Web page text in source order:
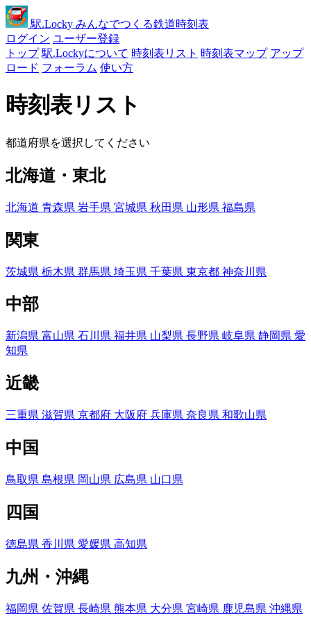
駅.Locky みんなでつくる鉄道時刻表
ログイン ユーザー登録
トップ 駅.Lockyについて 時刻表リスト 時刻表マップ アップ
ロード フォーラム 使い方
時刻表リスト
都道府県を選択してください
北海道・東北
北海道 青森県 岩手県 宮城県 秋田県 山形県 福島県
関東
茨城県 栃木県 群馬県 埼玉県 千葉県 東京都 神奈川県
中部
新潟県 富山県 石川県 福井県 山梨県 長野県 岐阜県 静岡県 愛
知県
近畿
三重県 滋賀県 京都府 大阪府 兵庫県 奈良県 和歌山県
中国
鳥取県 島根県 岡山県 広島県 山口県
四国
徳島県 香川県 愛媛県 高知県
九州・沖縄
福岡県 佐賀県 長崎県 熊本県 大分県 宮崎県 鹿児島県 沖縄県